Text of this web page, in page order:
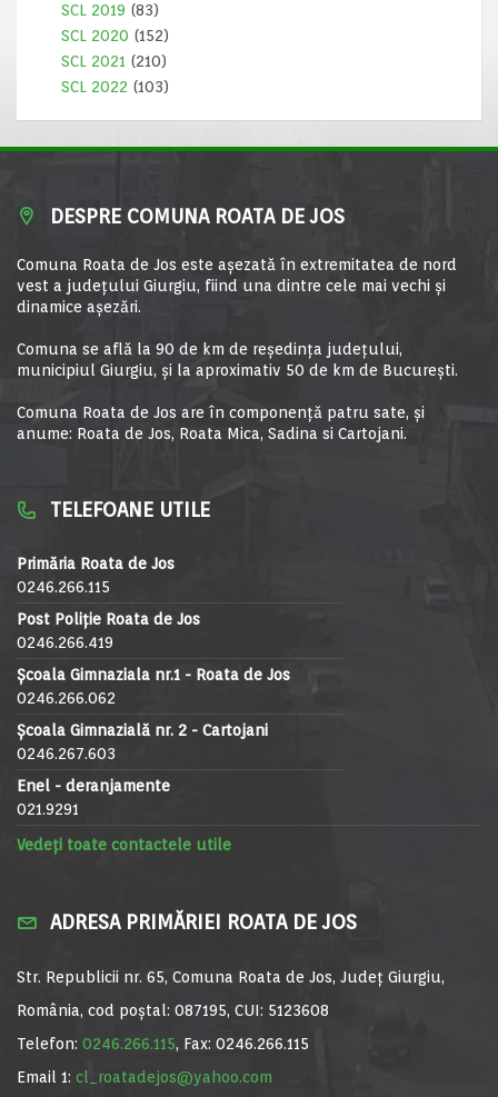
SCL 2019 (83)
SCL 2020 (152)
SCL 2021 (210)
SCL 2022 (103)
DESPRE COMUNA ROATA DE JOS
Comuna Roata de Jos este aşezată în extremitatea de nord
vest a judeţului Giurgiu, fiind una dintre cele mai vechi şi
dinamice aşezări.
Comuna se află la 90 de km de reşedinţa judeţului,
municipiul Giurgiu, şi la aproximativ 50 de km de Bucureşti.
Comuna Roata de Jos are în componență patru sate, și
anume: Roata de Jos, Roata Mica, Sadina si Cartojani.
TELEFOANE UTILE
Primăria Roata de Jos
0246.266.115
Post Poliție Roata de Jos
0246.266.419
Școala Gimnaziala nr.1 - Roata de Jos
0246.266.062
Școala Gimnazială nr. 2 - Cartojani
0246.267.603
Enel - deranjamente
021.9291
Vedeți toate contactele utile
ADRESA PRIMĂRIEI ROATA DE JOS
Str. Republicii nr. 65, Comuna Roata de Jos, Județ Giurgiu,
România, cod poștal: 087195, CUI: 5123608
Telefon: 0246.266.115, Fax: 0246.266.115
Email 1: cl_roatadejos@yahoo.com